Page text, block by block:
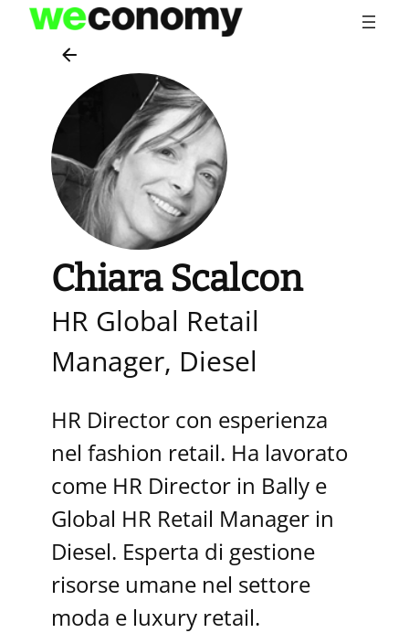
Vai
Chiara Scalcon
HR Global Retail
Manager, Diesel
HR Director con esperienza
nel fashion retail. Ha lavorato
come HR Director in Bally e
Global HR Retail Manager in
Diesel. Esperta di gestione
risorse umane nel settore
moda e luxury retail.